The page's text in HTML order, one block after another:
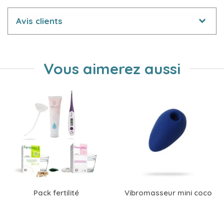
Avis clients
Vous aimerez aussi
Pack fertilité Vibromasseur mini coco